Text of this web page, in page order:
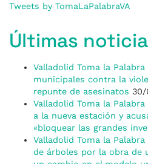
Tweets by TomaLaPalabraVA
Últimas
Valladolid Toma la
municipales contra la
repunte de asesinatos 30/
Valladolid Toma la
a la nueva estación y
«bloquear las grandes
Valladolid Toma la
de árboles por la obra de